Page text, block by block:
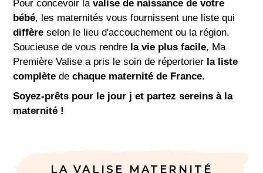
Pour concevoir lavalise de naissance de votre
bébé, les maternités vous fournissent une liste qui
diffère selon le lieu d'accouchement ou la région.
Soucieuse de vous rendre la vie plus facile, Ma
Première Valise a pris le soin de répertorier la liste
complète dechaque maternité de France.
Soyez-prêts pour le jour j et partez sereins à la
maternité !
LA VALISE MATERNITÉ